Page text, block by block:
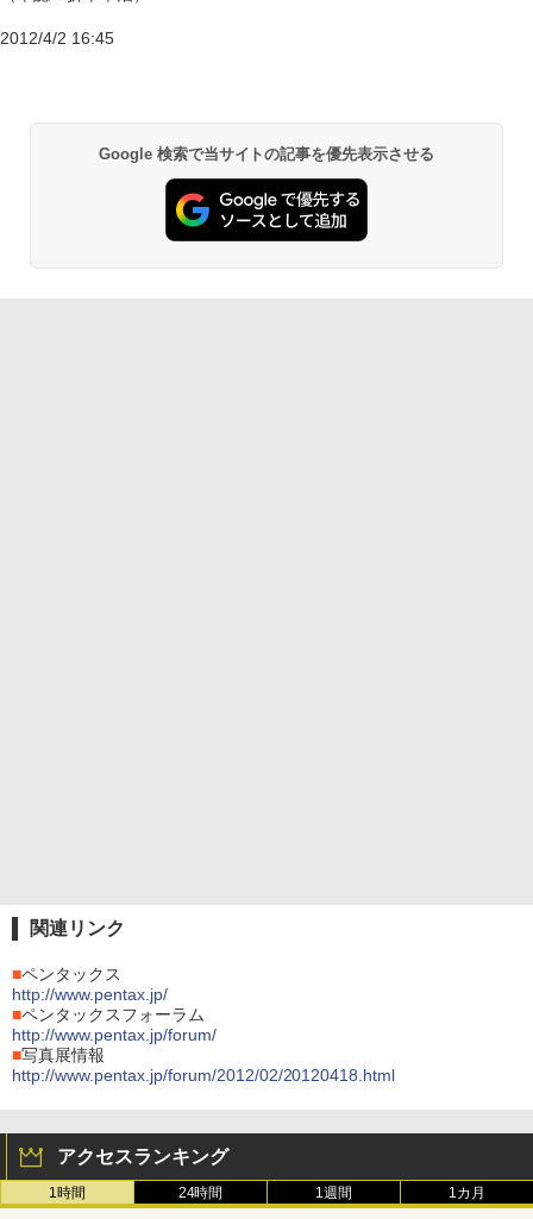
2012/4/2 16:45
Google 検索で当サイトの記事を優先表示させる
関連リンク
■ペンタックス
http://www.pentax.jp/
■ペンタックスフォーラム
http://www.pentax.jp/forum/
■写真展情報
http://www.pentax.jp/forum/2012/02/20120418.html
アクセスランキング
1時間 24時間 1週間 1カ月